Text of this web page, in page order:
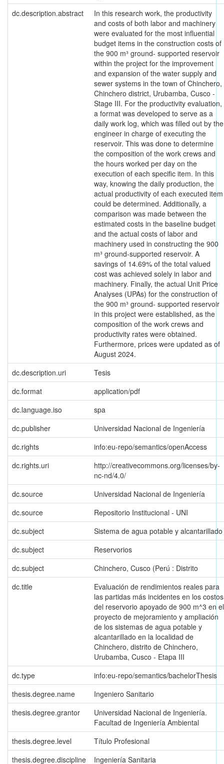
dc.description.abstract
In this research work, the productivity
and costs of both labor and machinery
were evaluated for the most influential
budget items in the construction costs of
the 900 m³ ground- supported reservoir
within the project for the improvement
and expansion of the water supply and
sewer systems in the town of Chinchero,
Chinchero district, Urubamba, Cusco -
Stage III. For the productivity evaluation,
a format was developed to serve as a
daily work log, which was filled out by the
engineer in charge of executing the
reservoir. This was done to determine
the composition of the work crews and
the hours worked per day on the
execution of each specific item. In this
way, knowing the daily production, the
actual productivity of each executed item
could be determined. Additionally, a
comparison was made between the
estimated costs in the baseline budget
and the actual costs of labor and
machinery used in constructing the 900
m³ ground-supported reservoir. A
savings of 14.69% of the total valued
cost was achieved solely in labor and
machinery. Finally, the actual Unit Price
Analyses (UPAs) for the construction of
the 900 m³ ground- supported reservoir
in this project were established, as the
composition of the work crews and
productivity rates were obtained.
Furthermore, prices were updated as of
August 2024.
dc.description.uri
Tesis
dc.format
application/pdf
dc.language.iso
spa
dc.publisher
Universidad Nacional de Ingeniería
dc.rights
info:eu-repo/semantics/openAccess
dc.rights.uri
http://creativecommons.org/licenses/by-
nc-nd/4.0/
dc.source
Universidad Nacional de Ingeniería
dc.source
Repositorio Institucional - UNI
dc.subject
Sistema de agua potable y alcantarillado
dc.subject
Reservorios
dc.subject
Chinchero, Cusco (Perú : Distrito
dc.title
Evaluación de rendimientos reales para
las partidas más incidentes en los costos
del reservorio apoyado de 900 m^3 en el
proyecto de mejoramiento y ampliación
de los sistemas de agua potable y
alcantarillado en la localidad de
Chinchero, distrito de Chinchero,
Urubamba, Cusco - Etapa III
dc.type
info:eu-repo/semantics/bachelorThesis
thesis.degree.name
Ingeniero Sanitario
thesis.degree.grantor
Universidad Nacional de Ingeniería.
Facultad de Ingeniería Ambiental
thesis.degree.level
Título Profesional
thesis.degree.discipline
Ingeniería Sanitaria